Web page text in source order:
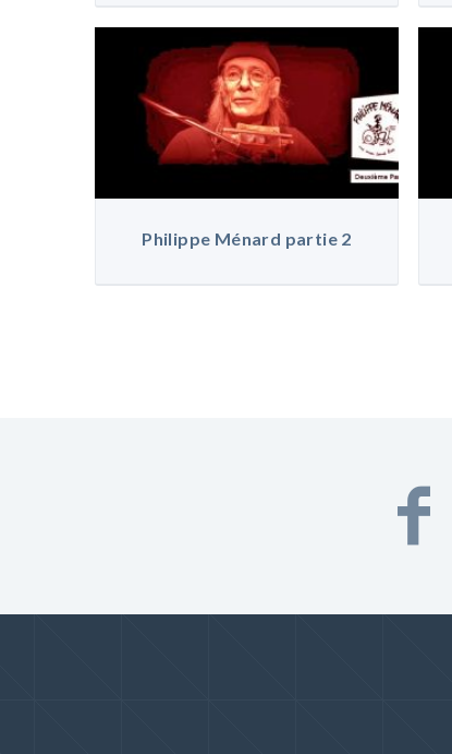
Philippe Ménard partie 2